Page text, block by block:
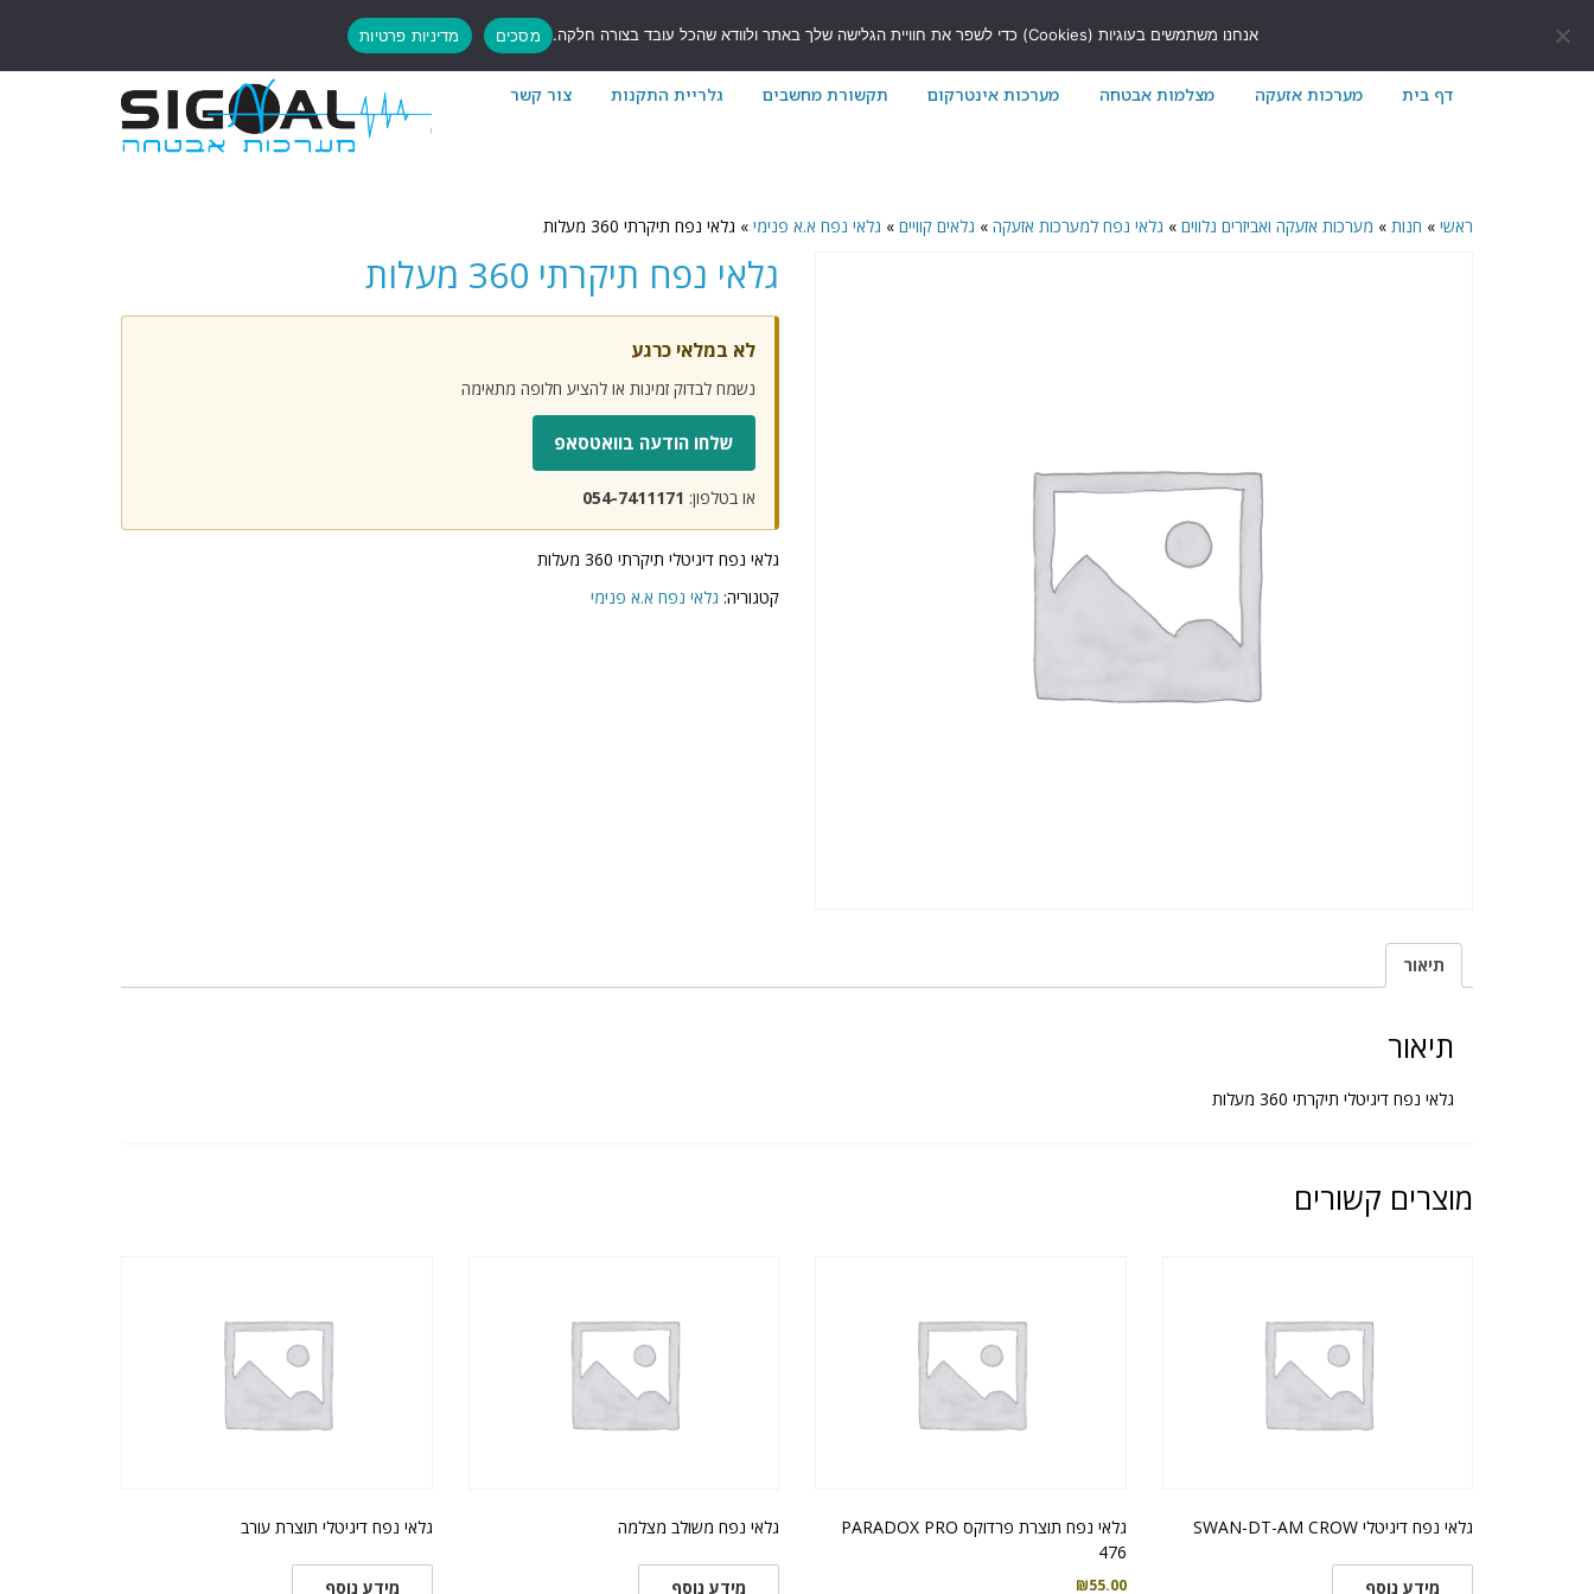
7411171@gmail.com
דף בית מערכות אזעקה מצלמות אבטחה מערכות אינטרקום תקשורת מחשבים גלריית התקנות צור קשר
ראשי » חנות » מערכות אזעקה ואביזרים נלווים » גלאי נפח למערכות אזעקה » גלאים קוויים » גלאי נפח א.א פנימי » גלאי נפח תיקרתי 360 מעלות
גלאי נפח תיקרתי 360 מעלות
לא במלאי כרגע
נשמח לבדוק זמינות או להציע חלופה מתאימה
שלחו הודעה בוואטסאפ
או בטלפון: 054-7411171
גלאי נפח דיגיטלי תיקרתי 360 מעלות
קטגוריה: גלאי נפח א.א פנימי
תיאור
תיאור
גלאי נפח דיגיטלי תיקרתי 360 מעלות
מוצרים קשורים
גלאי נפח דיגיטלי SWAN-DT-AM CROW
מידע נוסף
גלאי נפח תוצרת פרדוקס PARADOX PRO
476
₪55.00
גלאי נפח משולב מצלמה
מידע נוסף
גלאי נפח דיגיטלי תוצרת עורב
מידע נוסף
אנחנו משתמשים בעוגיות (Cookies) כדי לשפר את חוויית הגלישה שלך באתר ולוודא שהכל עובד בצורה חלקה. מסכים מדיניות פרטיות